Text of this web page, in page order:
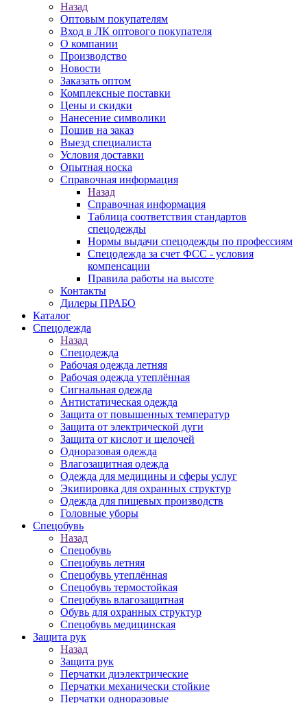
Назад
Оптовым покупателям
Вход в ЛК оптового покупателя
О компании
Производство
Новости
Заказать оптом
Комплексные поставки
Цены и скидки
Нанесение символики
Пошив на заказ
Выезд специалиста
Условия доставки
Опытная носка
Справочная информация
Назад
Справочная информация
Таблица соответствия стандартов
спецодежды
Нормы выдачи спецодежды по профессиям
Спецодежда за счет ФСС - условия
компенсации
Правила работы на высоте
Контакты
Дилеры ПРАБО
Каталог
Спецодежда
Назад
Спецодежда
Рабочая одежда летняя
Рабочая одежда утеплённая
Сигнальная одежда
Антистатическая одежда
Защита от повышенных температур
Защита от электрической дуги
Защита от кислот и щелочей
Одноразовая одежда
Влагозащитная одежда
Одежда для медицины и сферы услуг
Экипировка для охранных структур
Одежда для пищевых производств
Головные уборы
Спецобувь
Назад
Спецобувь
Спецобувь летняя
Спецобувь утеплённая
Спецобувь термостойкая
Спецобувь влагозащитная
Обувь для охранных структур
Спецобувь медицинская
Защита рук
Назад
Защита рук
Перчатки диэлектрические
Перчатки механически стойкие
Перчатки одноразовые